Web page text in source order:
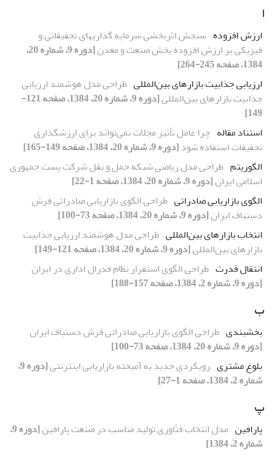
ا
ارزش افزوده سنجش اثربخشی سرمایه گذاریهای تحقیقاتی و
فیزیکی بر ارزش افزوده بخش صنعت و معدن
[دوره 9، شماره 20،
1384، صفحه 245-264]
ارزیابی جذابیت بازارهای بین‌المللی طراحی مدل هوشمند ارزیابی
جذابیت بازارهای بین‌المللی
[دوره 9، شماره 20، 1384، صفحه 121-
149]
استناد مقاله چرا عامل تأثیر مجلات نمی‌تواند برای ارزشگذاری
تحقیقات استفاده شود[دوره 9، شماره 20، 1384، صفحه 149-165]
الگوریتم طراحی مدل ریاضی شبکه حمل و نقل شرکت پست جمهوری
اسلامی ایران[دوره 9، شماره 20، 1384، صفحه 1-22]
الگوی بازاریابی صادراتی طراحی الگوی بازاریابی صادراتی فرش
دستباف ایران[دوره 9، شماره 20، 1384، صفحه 73-100]
انتخاب بازارهای بین‌المللی طراحی مدل هوشمند ارزیابی جذابیت
بازارهای بین‌المللی[دوره 9، شماره 20، 1384، صفحه 121-149]
انتقال قدرت طراحی الگوی استقرار نظام فدرال اداری در ایران
[دوره 9، شماره 2، 1384، صفحه 157-188]
ب
بخشبندی طراحی الگوی بازاریابی صادراتی فرش دستباف ایران
[دوره 9، شماره 20، 1384، صفحه 73-100]
بلوغ مشتری رویکردی جدید به آمیخته بازاریابی اینترنتی
[دوره 9،
شماره 2، 1384، صفحه 1-27]
پ
پارافین مدل انتخاب فنّاوری تولید مناسب در صنعت پارافین
[دوره 9،
شماره 2، 1384]